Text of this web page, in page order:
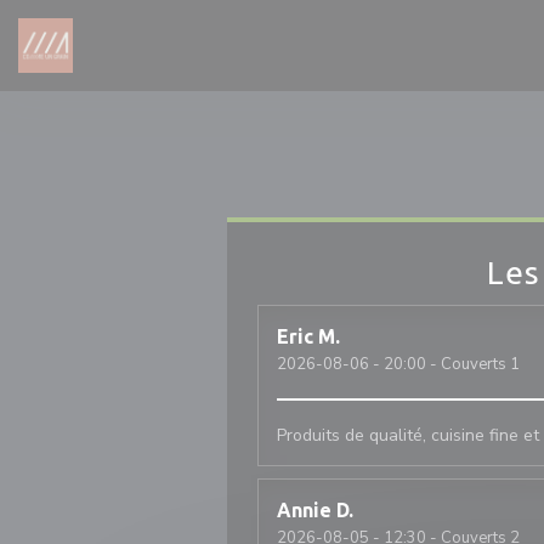
Personnalisation de vos choix en matière de cookies
Eric M
2026-08-06 - 20:00 - Couverts 1
Produits de qualité, cuisine fine
Annie D
2026-08-05 - 12:30 - Couverts 2